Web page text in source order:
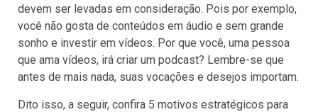
devem ser levadas em consideração. Pois por exemplo,
você não gosta de conteúdos em áudio e sem grande
sonho e investir em vídeos. Por que você, uma pessoa
que ama vídeos, irá criar um podcast? Lembre-se que
antes de mais nada, suas vocações e desejos importam.
Dito isso, a seguir, confira 5 motivos estratégicos para